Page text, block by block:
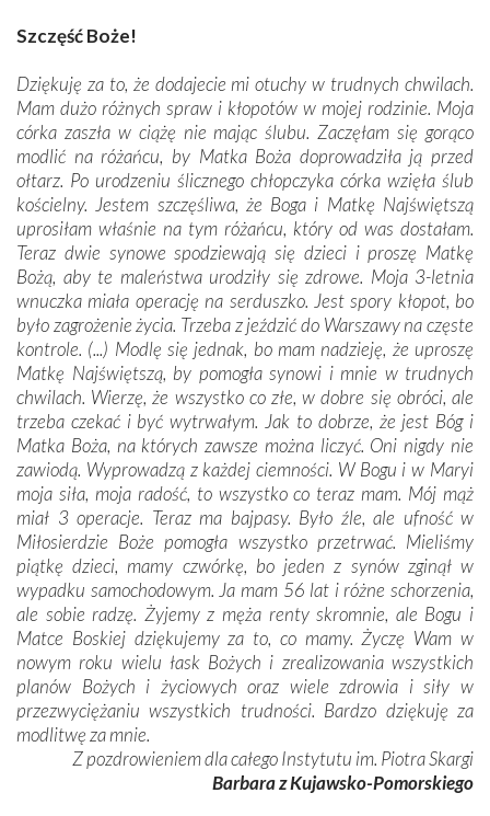
Szczęść Boże!
Dziękuję za to, że dodajecie mi otuchy w trudnych chwilach.
Mam dużo różnych spraw i kłopotów w mojej rodzinie. Moja
córka zaszła w ciążę nie mając ślubu. Zaczęłam się gorąco
modlić na różańcu, by Matka Boża doprowadziła ją przed
ołtarz. Po urodzeniu ślicznego chłopczyka córka wzięła ślub
kościelny. Jestem szczęśliwa, że Boga i Matkę Najświętszą
uprosiłam właśnie na tym różańcu, który od was dostałam.
Teraz dwie synowe spodziewają się dzieci i proszę Matkę
Bożą, aby te maleństwa urodziły się zdrowe. Moja 3-letnia
wnuczka miała operację na serduszko. Jest spory kłopot, bo
było zagrożenie życia. Trzeba z jeździć do Warszawy na częste
kontrole. (...) Modlę się jednak, bo mam nadzieję, że uproszę
Matkę Najświętszą, by pomogła synowi i mnie w trudnych
chwilach. Wierzę, że wszystko co złe, w dobre się obróci, ale
trzeba czekać i być wytrwałym. Jak to dobrze, że jest Bóg i
Matka Boża, na których zawsze można liczyć. Oni nigdy nie
zawiodą. Wyprowadzą z każdej ciemności. W Bogu i w Maryi
moja siła, moja radość, to wszystko co teraz mam. Mój mąż
miał 3 operacje. Teraz ma bajpasy. Było źle, ale ufność w
Miłosierdzie Boże pomogła wszystko przetrwać. Mieliśmy
piątkę dzieci, mamy czwórkę, bo jeden z synów zginął w
wypadku samochodowym. Ja mam 56 lat i różne schorzenia,
ale sobie radzę. Żyjemy z męża renty skromnie, ale Bogu i
Matce Boskiej dziękujemy za to, co mamy. Życzę Wam w
nowym roku wielu łask Bożych i zrealizowania wszystkich
planów Bożych i życiowych oraz wiele zdrowia i siły w
przezwyciężaniu wszystkich trudności. Bardzo dziękuję za
modlitwę za mnie.
Z pozdrowieniem dla całego Instytutu im. Piotra Skargi
Barbara z Kujawsko-Pomorskiego